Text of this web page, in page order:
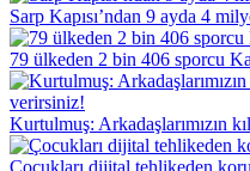
Sarp Kapısı’ndan 9 ayda 4
79 ülkeden 2 bin 406 sporcu
Kurtulmuş: Arkadaşlarımızın